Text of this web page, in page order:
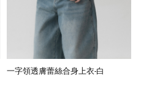
一字領透膚蕾絲合身上衣-白